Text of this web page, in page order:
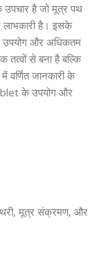
है जो मूत्र पथ
है। इसके
उपयोग और अधिकतम
तत्वों से बना है बल्कि
जानकारी के
के उपयोग और
मूत्र संक्रमण, और